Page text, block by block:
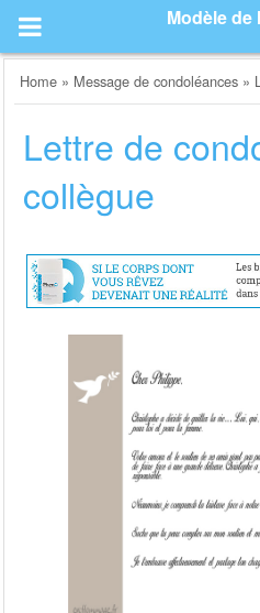
content
Modèle de
Home » Message de condoléances »
Lettre de
collègue